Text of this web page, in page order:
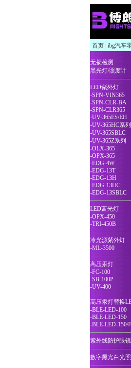
首页 ibg汽车
无损检测
黑光灯/照度计
LED紫外灯
-SPN-VIN365
-SPN-CLR-BA
-SPN-CLR365
-UV-365ES/EH
-UV-365HC系列
-UV-365SBLC
-UV-365Z系列
-OLX-365
-OPX-365
-EDG-4W
-EDG-13T
-EDG-13H
-EDG-13HC
-EDG-13SBLC
LED蓝光灯
-OPX-450
-TRI-450B
冷光源紫外灯
-ML-3500
高压汞灯
-FC-100
-SB-100P
-UV-400
高压汞灯替换
-BLE-LED-100
-BLE-LED-150
-BLE-LED-150/F
紫外线防护眼镜
数字黑光白光